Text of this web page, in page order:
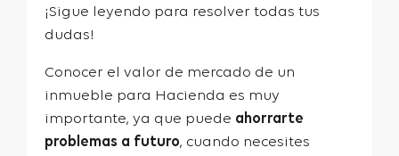
¡Sigue leyendo para resolver todas tus
dudas!
Conocer el valor de mercado de un
inmueble para Hacienda es muy
importante, ya que puede ahorrarte
problemas a futuro, cuando necesites